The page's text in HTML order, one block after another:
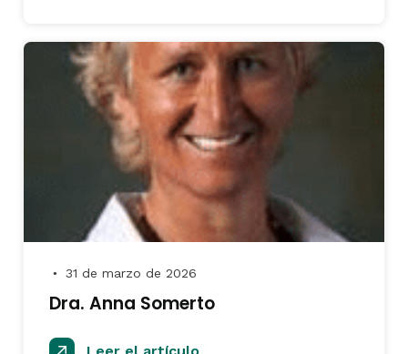
● 31 de marzo de 2026
Dra. Anna Somerto